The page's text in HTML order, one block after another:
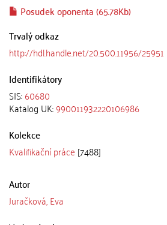
Posudek oponenta (65.78Kb)
Trvalý odkaz
http://hdl.handle.net/20.500.11956/25951
Identifikátory
SIS:60680
Katalog UK:990011932220106986
Kolekce
Kvalifikační práce [7488]
Autor
Juračková, Eva